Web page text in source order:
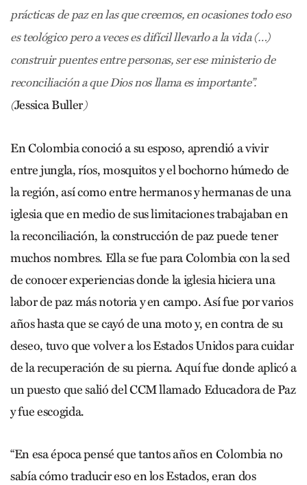
prácticas de paz en las que creemos, en ocasiones todo eso
es teológico pero a veces es difícil llevarlo a la vida (…)
construir puentes entre personas, ser ese ministerio de
reconciliación a que Dios nos llama es importante”.
(Jessica Buller)
En Colombia conoció a su esposo, aprendió a vivir
entre jungla, ríos, mosquitos y el bochorno húmedo de
la región, así como entre hermanos y hermanas de una
iglesia que en medio de sus limitaciones trabajaban en
la reconciliación, la construcción de paz puede tener
muchos nombres. Ella se fue para Colombia con la sed
de conocer experiencias donde la iglesia hiciera una
labor de paz más notoria y en campo. Así fue por varios
años hasta que se cayó de una moto y, en contra de su
deseo, tuvo que volver a los Estados Unidos para cuidar
de la recuperación de su pierna. Aquí fue donde aplicó a
un puesto que salió del CCM llamado Educadora de Paz
y fue escogida.
“En esa época pensé que tantos años en Colombia no
sabía cómo traducir eso en los Estados, eran dos